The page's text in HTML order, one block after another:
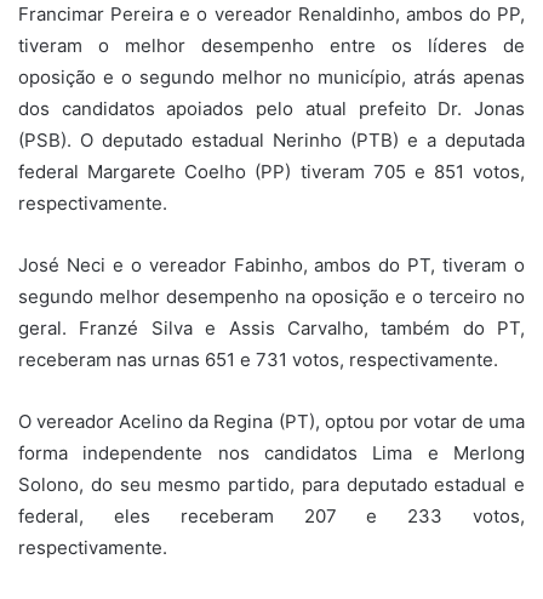
Francimar Pereira e o vereador Renaldinho, ambos do PP,
tiveram o melhor desempenho entre os líderes de
oposição e o segundo melhor no município, atrás apenas
dos candidatos apoiados pelo atual prefeito Dr. Jonas
(PSB). O deputado estadual Nerinho (PTB) e a deputada
federal Margarete Coelho (PP) tiveram 705 e 851 votos,
respectivamente.
José Neci e o vereador Fabinho, ambos do PT, tiveram o
segundo melhor desempenho na oposição e o terceiro no
geral. Franzé Silva e Assis Carvalho, também do PT,
receberam nas urnas 651 e 731 votos, respectivamente.
O vereador Acelino da Regina (PT), optou por votar de uma
forma independente nos candidatos Lima e Merlong
Solono, do seu mesmo partido, para deputado estadual e
federal, eles receberam 207 e 233 votos,
respectivamente.